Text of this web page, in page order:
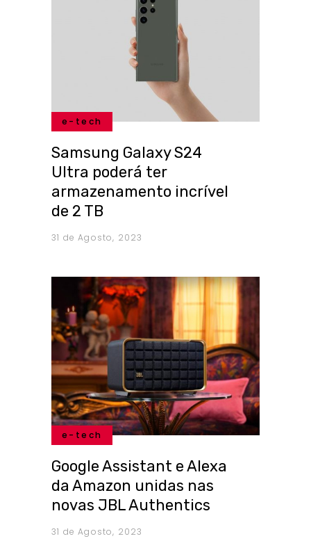
e-tech
Samsung Galaxy S24
Ultra poderá ter
armazenamento incrível
de 2 TB
31 de Agosto, 2023
e-tech
Google Assistant e Alexa
da Amazon unidas nas
novas JBL Authentics
31 de Agosto, 2023